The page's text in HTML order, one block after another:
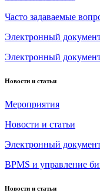
Часто задаваемые
Электронный
Электронный
Новости и статьи
Мероприятия
Новости и статьи
Электронный
BPMS и управление
Новости и статьи